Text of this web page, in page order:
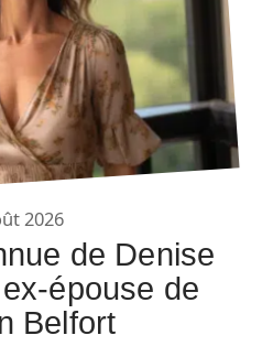
2026
de Denise
épouse de
Belfort